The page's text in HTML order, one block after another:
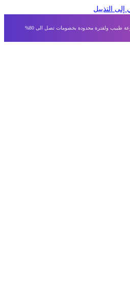
محدودة بخصومات تصل الى 80%